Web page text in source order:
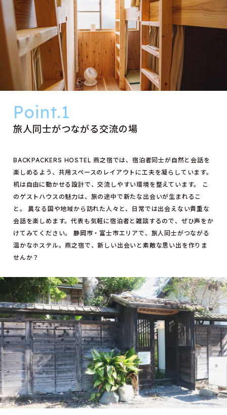
旅人同士がつながる交流の場
BACKPACKERS HOSTEL 燕之宿では、宿泊者同士が自然と会話を
楽しめるよう、共用スペースのレイアウトに工夫を凝らしています。
机は自由に動かせる設計で、交流しやすい環境を整えています。 こ
のゲストハウスの魅力は、旅の途中で新たな出会いが生まれるこ
と。 異なる国や地域から訪れた人々と、日常では出会えない貴重な
会話を楽しめます。代表も気軽に宿泊者と雑談するので、ぜひ声をか
けてみてください。 静岡市・富士市エリアで、旅人同士がつながる
温かなホステル。燕之宿で、新しい出会いと素敵な思い出を作りま
せんか？